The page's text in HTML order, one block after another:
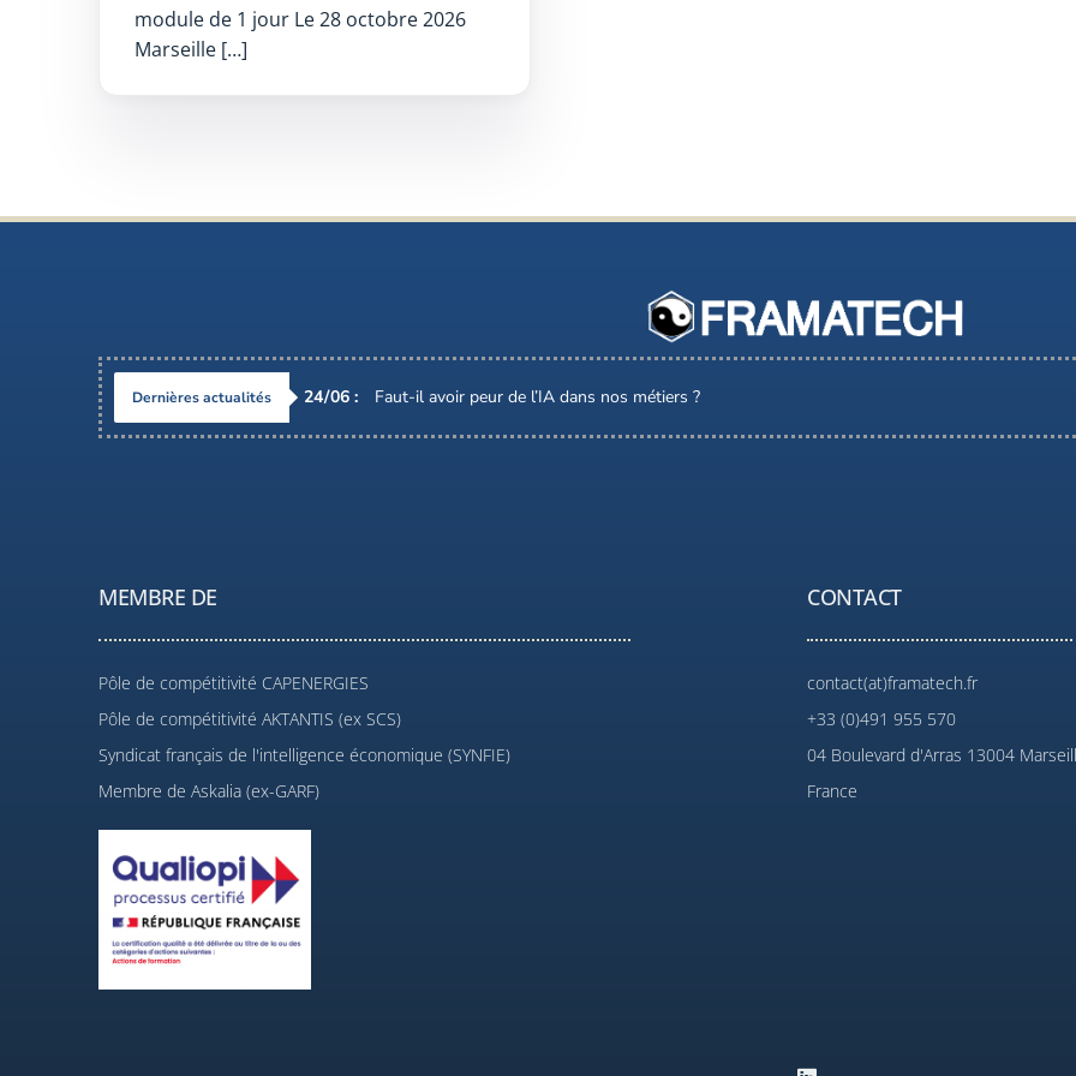
module de 1 jour Le 28 octobre 2026
Marseille […]
Dernières actualités 24/06 : Faut-il avoir peur de l’IA dans nos métiers ?
MEMBRE DE
Pôle de compétitivité CAPENERGIES
Pôle de compétitivité AKTANTIS (ex SCS)
Syndicat français de l'intelligence économique (SYNFIE)
Membre de Askalia (ex-GARF)
CONTACT
contact(at)framatech.fr
+33 (0)491 955 570
04 Boulevard d'Arras 13004
France